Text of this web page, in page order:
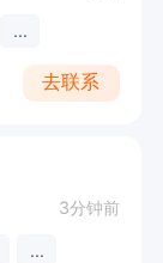
...
去联系
3分钟前
...